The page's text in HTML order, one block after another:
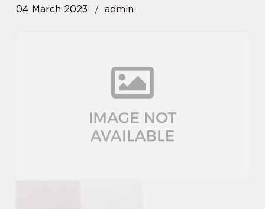
04 March 2023 admin